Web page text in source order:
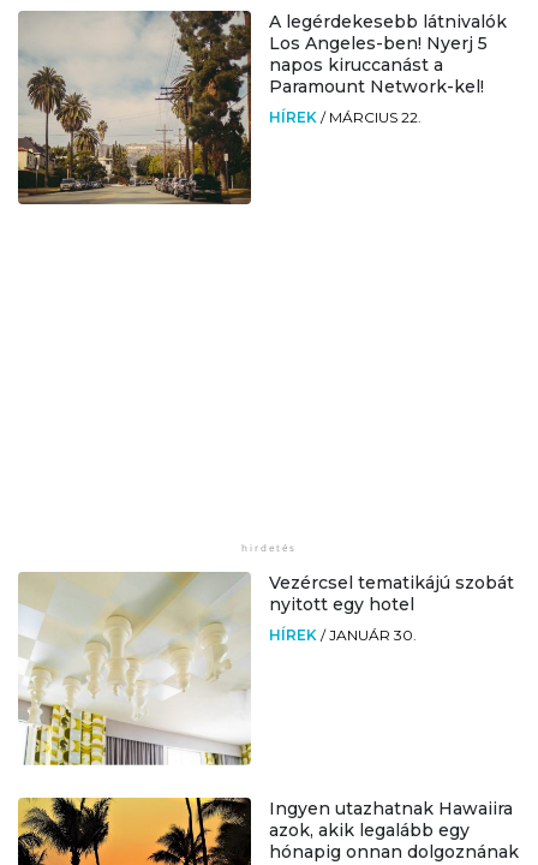
A legérdekesebb látnivalók
Los Angeles-ben! Nyerj 5
napos kiruccanást a
Paramount Network-kel!
HÍREK / MÁRCIUS 22.
Vezércsel tematikájú szobát
nyitott egy hotel
HÍREK /JANUÁR 30.
Ingyen utazhatnak Hawaiira
azok, akik legalább egy
hónapig onnan dolgoznának